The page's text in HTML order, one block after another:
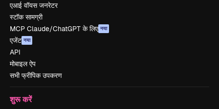
एआई वॉयस जनरेटर
स्टॉक सामग्री
MCP Claude/ChatGPT के लिए नया
एजेंट नया
API
मोबाइल ऐप
सभी फ्रीपिक उपकरण
शुरू करें